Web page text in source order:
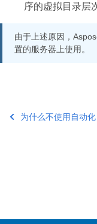
序的虚拟目录层
由于上述原因，
置的服务器上使用。
为什么不使用自动化